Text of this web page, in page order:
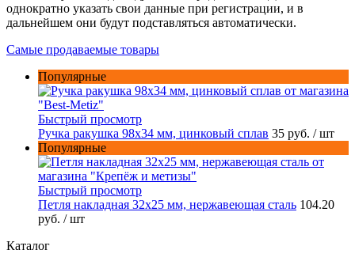
однократно указать свои данные при регистрации, и в
дальнейшем они будут подставляться автоматически.
Самые продаваемые товары
Популярные
Быстрый просмотр
Ручка ракушка 98x34 мм, цинковый сплав 35 руб. / шт
Популярные
Быстрый просмотр
Петля накладная 32х25 мм, нержавеющая сталь 104.20
руб. / шт
Каталог